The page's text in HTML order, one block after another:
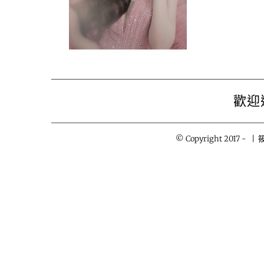
歡迎
© Copyright 2017 - |